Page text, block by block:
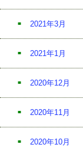
2021年3月
2021年1月
2020年12月
2020年11月
2020年10月